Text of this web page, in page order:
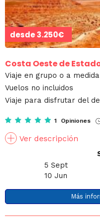
desde3.250€
Costa Oeste de
Viaje en grupo o a medida
Vuelos no incluidos
Viaje para disfrutar del
1 Opiniones
Ver descripción
5 Sept
10 Jun
Más